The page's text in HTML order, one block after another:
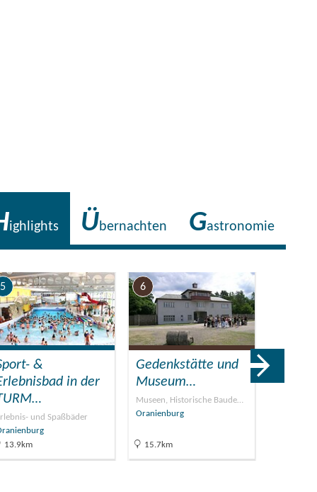
ighlights Übernachten Gastronomie
5
&
in der
und Spaßbäder
13.9km
6
Gedenkstätte und
Museum…
Museen, Historische Baude…
Oranienburg
15.7km